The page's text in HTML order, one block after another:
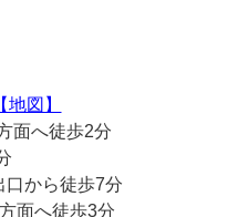
【地図】
面へ徒歩2分
から徒歩7分
へ徒歩3分